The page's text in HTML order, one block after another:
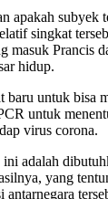
apakah
singkat
masuk Prancis
hidup.
baru untuk bisa
untuk
virus corona.
adalah
yang